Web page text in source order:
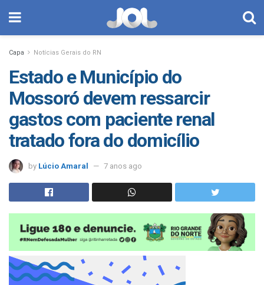
Capa Notícias Gerais do RN
Estado e Município do
Mossoró devem ressarcir
gastos com paciente renal
tratado fora do domicílio
by Lúcio Amaral 7 anos ago